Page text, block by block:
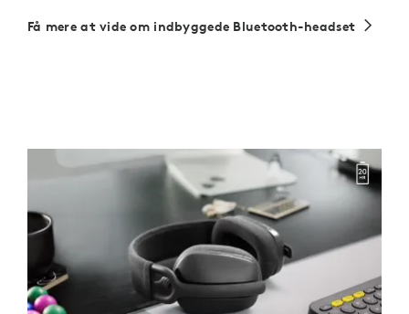
Få mere at vide om indbyggede Bluetooth-headset